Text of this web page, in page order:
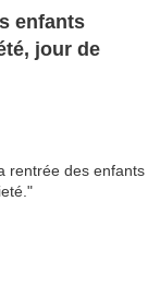
jour de